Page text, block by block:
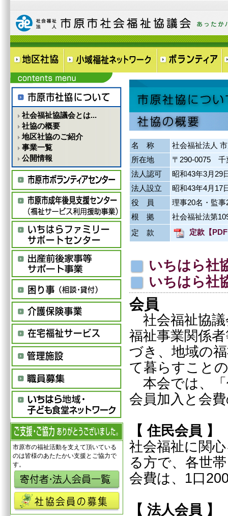
社会福祉協議会とは...
社協の概要
地区社協のご紹介
事業一覧
公開情報
市原市の福祉活動を支えて頂いている
のは皆様のあたたかい支援とご協力で
す。
名 称
社会福祉法人
所在地
〒290-0075 千
法人認可
昭和43年3月29
法人設立
昭和43年4月17
役 員
理事20名・監
根 拠
社会福祉法第
定 款
定款【
いちはら社
いちはら社
会員
社会福祉協議
福祉事業関係
づき、地域の
て暮らすこと
本会では、「
会員加入と会
【 住民会員 】
社会福祉に関
る方で、各世
会費は、1口
【 法人会員 】